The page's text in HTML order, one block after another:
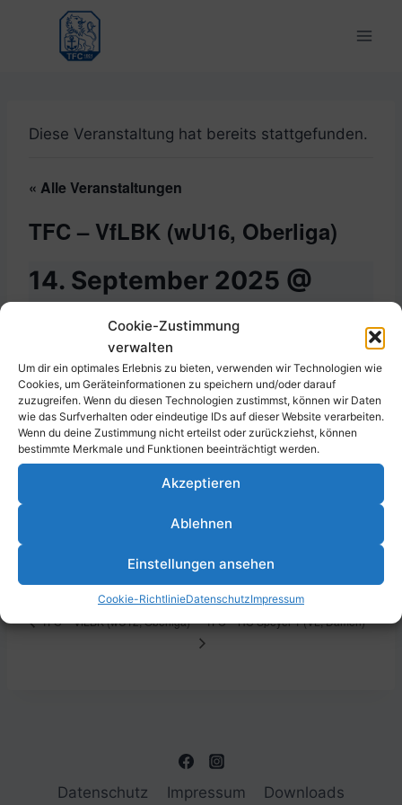
Cookie-Zustimmung
verwalten
Um dir ein optimales Erlebnis zu bieten, verwenden wir Technologien wie
Cookies, um Geräteinformationen zu speichern und/oder darauf
zuzugreifen. Wenn du diesen Technologien zustimmst, können wir Daten
wie das Surfverhalten oder eindeutige IDs auf dieser Website verarbeiten.
Wenn du deine Zustimmung nicht erteilst oder zurückziehst, können
bestimmte Merkmale und Funktionen beeinträchtigt werden.
Akzeptieren
Ablehnen
Einstellungen ansehen
Cookie-RichtlinieDatenschutzImpressum
springen
Diese Veranstaltung hat bereits stattgefunden.
« Alle Veranstaltungen
TFC – VfLBK (wU16, Oberliga)
14. September 2025 @
-15:00
Zum Kalender hinzufügen
VERANSTALTUNGSORT
Ludwigshafen am Rhein,
TFC – VfLBK (wU12, Oberliga) TFC – HC Speyer 1 (VL, Damen)
Datenschutz Impressum Downloads